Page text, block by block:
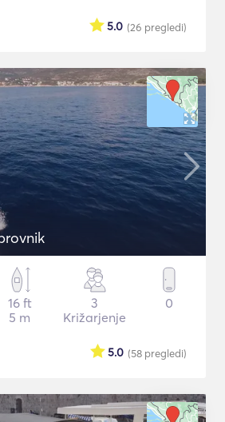
(26 pregledi)
5.0
16 ft
5 m
3
Križarjenje
0
(58 pregledi)
5.0